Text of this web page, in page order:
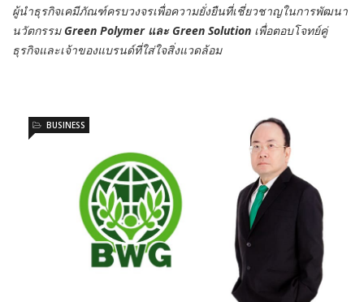
ผู้นำธุรกิจเคมีภัณฑ์ครบวงจรเพื่อความยั่งยืนที่เชี่ยวชาญในการพัฒนา
นวัตกรรม Green Polymer และ Green Solution เพื่อตอบโจทย์คู่
ธุรกิจและเจ้าของแบรนด์ที่ใส่ใจสิ่งแวดล้อม
BUSINESS